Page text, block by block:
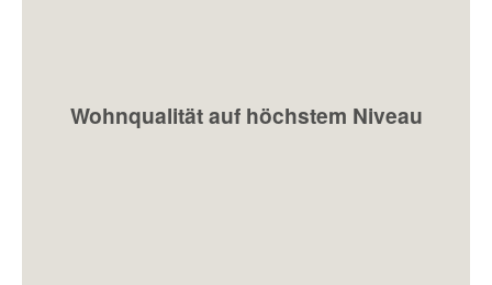
Wohnqualität auf höchstem Niveau